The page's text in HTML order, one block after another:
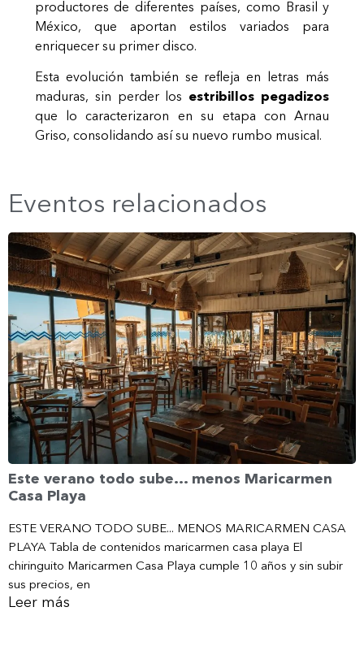
productores de diferentes países, como Brasil y
México, que aportan estilos variados para
enriquecer su primer disco.
Esta evolución también se refleja en letras más
maduras, sin perder los estribillos pegadizos
que lo caracterizaron en su etapa con Arnau
Griso, consolidando así su nuevo rumbo musical.
Eventos relacionados
Este verano todo sube… menos Maricarmen
Casa Playa
ESTE VERANO TODO SUBE... MENOS MARICARMEN CASA
PLAYA Tabla de contenidos maricarmen casa playa El
chiringuito Maricarmen Casa Playa cumple 10 años y sin subir
sus precios, en
Leer más